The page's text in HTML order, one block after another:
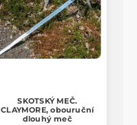
SKOTSKÝ MEČ.
CLAYMORE, obouruční
dlouhý meč